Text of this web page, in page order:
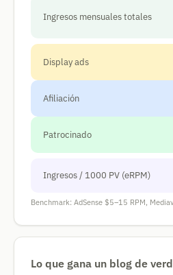
Ingresos mensuales totales
Display ads
Afiliación
Patrocinado
Ingresos / 1000 PV (eRPM)
Benchmark: AdSense $5–15 RPM,
Lo que gana un blog de